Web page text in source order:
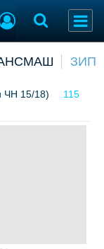
ЗИП
ЧН 15/18) 115